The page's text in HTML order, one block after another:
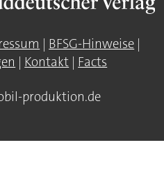
| BFSG-Hinweise |
| Kontakt | Facts
produktion.de